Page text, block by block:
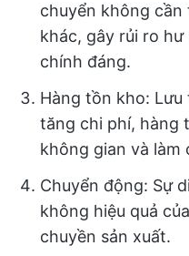
chuyển không
khác, gây rủi ro
chính đáng.
Hàng tồn kho:
tăng chi phí, hàng
không gian và làm
Chuyển động: Sự
không hiệu quả
chuyền sản xuất.